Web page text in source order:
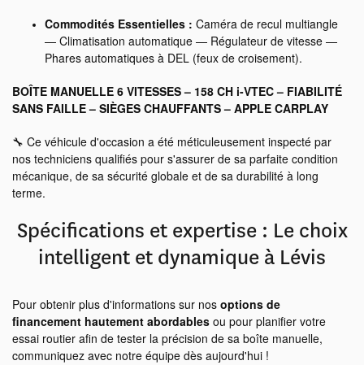
Commodités Essentielles : Caméra de recul multiangle
— Climatisation automatique — Régulateur de vitesse —
Phares automatiques à DEL (feux de croisement).
BOÎTE MANUELLE 6 VITESSES – 158 CH i-VTEC – FIABILITÉ
SANS FAILLE – SIÈGES CHAUFFANTS – APPLE CARPLAY
🔧 Ce véhicule d'occasion a été méticuleusement inspecté par
nos techniciens qualifiés pour s'assurer de sa parfaite condition
mécanique, de sa sécurité globale et de sa durabilité à long
terme.
Spécifications et expertise : Le choix
intelligent et dynamique à Lévis
Pour obtenir plus d'informations sur nos options de
financement hautement abordables ou pour planifier votre
essai routier afin de tester la précision de sa boîte manuelle,
communiquez avec notre équipe dès aujourd'hui !